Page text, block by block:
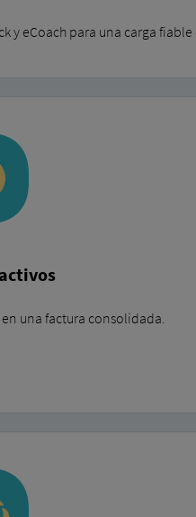
y eCoach para una carga
una factura consolidada.